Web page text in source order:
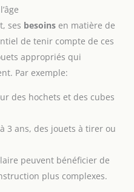
ses besoins en matière de
de tenir compte de ces
appropriés qui
Par exemple:
des hochets et des cubes
3 ans, des jouets à tirer ou
peuvent bénéficier de
plus complexes.